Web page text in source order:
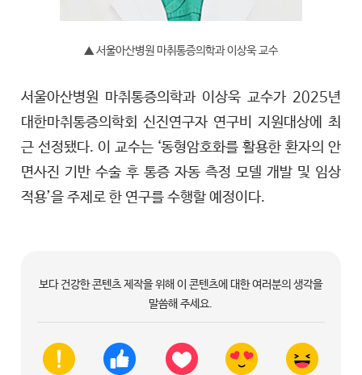
▲ 서울아산병원 마취통증의학과 이상욱 교수
서울아산병원 마취통증의학과 이상욱 교수가 2025년
대한마취통증의학회 신진연구자 연구비 지원대상에 최
근 선정됐다. 이 교수는 ‘동형암호화를 활용한 환자의 안
면사진 기반 수술 후 통증 자동 측정 모델 개발 및 임상
적용’을 주제로 한 연구를 수행할 예정이다.
보다 건강한 콘텐츠 제작을 위해 이 콘텐츠에 대한 여러분의 생각을
말씀해 주세요.